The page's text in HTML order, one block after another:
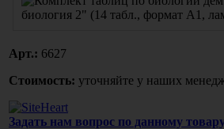
Арт.: 6627
Стоимость: уточняйте у наших
Задать нам вопрос по данному